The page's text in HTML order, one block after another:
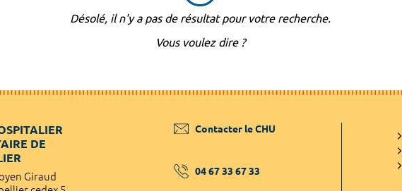
Désolé, il n'y a pas de résultat pour votre recherche.
Vous voulez dire ?
DE
Giraud
Contacter le CHU
04 67 33 67 33